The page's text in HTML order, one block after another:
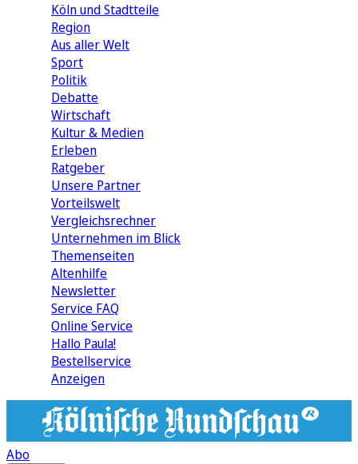
Köln und Stadtteile
Region
Aus aller Welt
Sport
Politik
Debatte
Wirtschaft
Kultur & Medien
Erleben
Ratgeber
Unsere Partner
Vorteilswelt
Vergleichsrechner
Unternehmen im Blick
Themenseiten
Altenhilfe
Newsletter
Service FAQ
Online Service
Hallo Paula!
Bestellservice
Anzeigen
Abo